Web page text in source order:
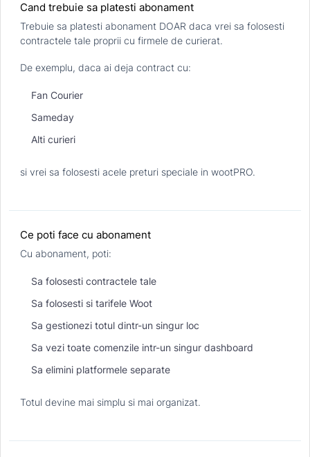
Cand trebuie sa platesti abonament
Trebuie sa platesti abonament DOAR daca vrei sa folosesti
contractele tale proprii cu firmele de curierat.
De exemplu, daca ai deja contract cu:
Fan Courier
Sameday
Alti curieri
si vrei sa folosesti acele preturi speciale in wootPRO.
Ce poti face cu abonament
Cu abonament, poti:
Sa folosesti contractele tale
Sa folosesti si tarifele Woot
Sa gestionezi totul dintr-un singur loc
Sa vezi toate comenzile intr-un singur dashboard
Sa elimini platformele separate
Totul devine mai simplu si mai organizat.